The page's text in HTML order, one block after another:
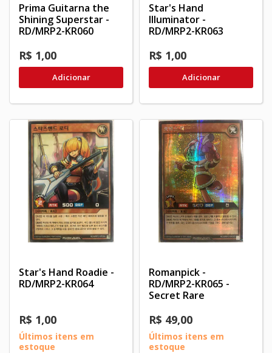
Prima Guitarna the
Shining Superstar -
RD/MRP2-KR060
R$ 1,00
Adicionar
Star's Hand
Illuminator -
RD/MRP2-KR063
R$ 1,00
Adicionar
Star's Hand Roadie -
RD/MRP2-KR064
R$ 1,00
Últimos itens em
estoque
Romanpick -
RD/MRP2-KR065 -
Secret Rare
R$ 49,00
Últimos itens em
estoque